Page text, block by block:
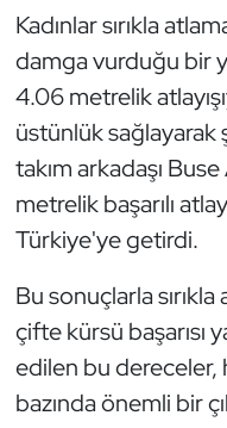
Kadınlar sırıkla
damga vurduğu bir
4.06 metrelik
üstünlük sağlayarak
takım arkadaşı
metrelik başarılı
Türkiye'ye getirdi.
Bu sonuçlarla
çifte kürsü başarısı
edilen bu dereceler,
bazında önemli bir
Karate
Kayak
Kempo
Kick Boks
Kürek
Masa Tenisi
Modern